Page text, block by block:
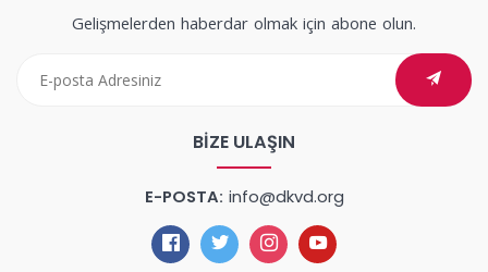
Gelişmelerden haberdar olmak için abone olun.
BIZE ULAŞIN
E-POSTA: info@dkvd.org